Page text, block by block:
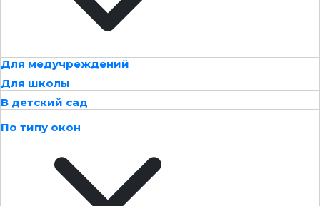
Для медучреждений
Для школы
В детский сад
По типу окон